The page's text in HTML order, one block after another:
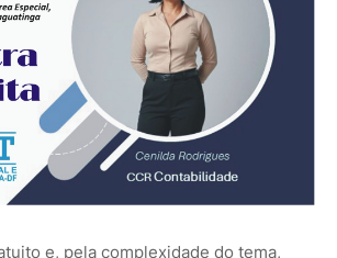
e, pela complexidade do tema,